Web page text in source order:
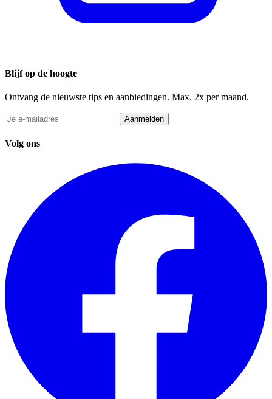
Blijf op de hoogte
Ontvang de nieuwste tips en aanbiedingen. Max. 2x per maand.
Aanmelden
Volg ons